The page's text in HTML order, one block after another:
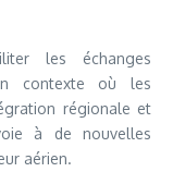
les échanges
contexte où les
régionale et
à de nouvelles
aérien.